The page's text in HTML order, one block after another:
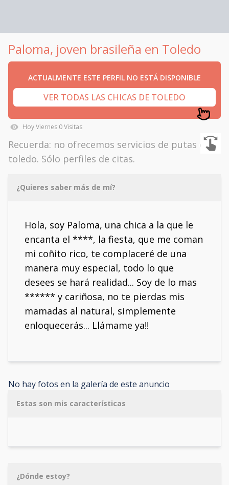
Paloma, joven brasileña en Toledo
ACTUALMENTE ESTE PERFIL NO ESTÁ DISPONIBLE
VER TODAS LAS CHICAS DE TOLEDO
HoyViernes 0Visitas
Recuerda: no ofrecemos servicios de putas en
toledo. Sólo perfiles de citas.
¿Quieres saber más de mí?
Hola, soy Paloma, una chica a la que le
encanta el ****, la fiesta, que me coman
mi coñito rico, te complaceré de una
manera muy especial, todo lo que
desees se hará realidad... Soy de lo mas
****** y cariñosa, no te pierdas mis
mamadas al natural, simplemente
enloquecerás... Llámame ya!!
No hay fotos en la galería de este anuncio
Estas son mis características
¿Dónde estoy?